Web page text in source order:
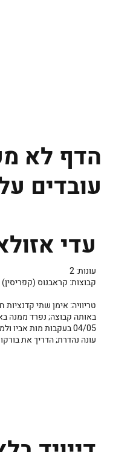
הדף לא
עובדים
עדי
עונות: 2
קבוצות: קראבנוס (קפריסין)
טריוויה: אימן שתי קדנציות
באותה קבוצה; נפרד ממנה
04/05 בעקבות מות אביו
עונה נהדרת; הדריך את